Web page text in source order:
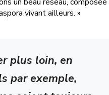
vivant ailleurs. »
plus loin, en
par exemple,